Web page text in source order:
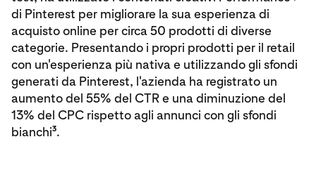
di Pinterest per migliorare la sua esperienza di
acquisto online per circa 50 prodotti di diverse
categorie. Presentando i propri prodotti per il retail
con un'esperienza più nativa e utilizzando gli sfondi
generati da Pinterest, l'azienda ha registrato un
aumento del 55% del CTR e una diminuzione del
13% del CPC rispetto agli annunci con gli sfondi
bianchi3.